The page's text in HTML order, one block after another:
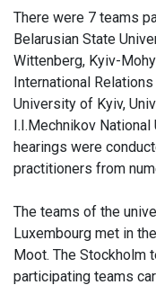
There were 7 teams
Belarusian State
Wittenberg, Kyiv-
International
University of Kyiv,
I.I.Mechnikov
hearings were
practitioners from
The teams of the
Luxembourg met in
Moot. The Stockholm
participating teams